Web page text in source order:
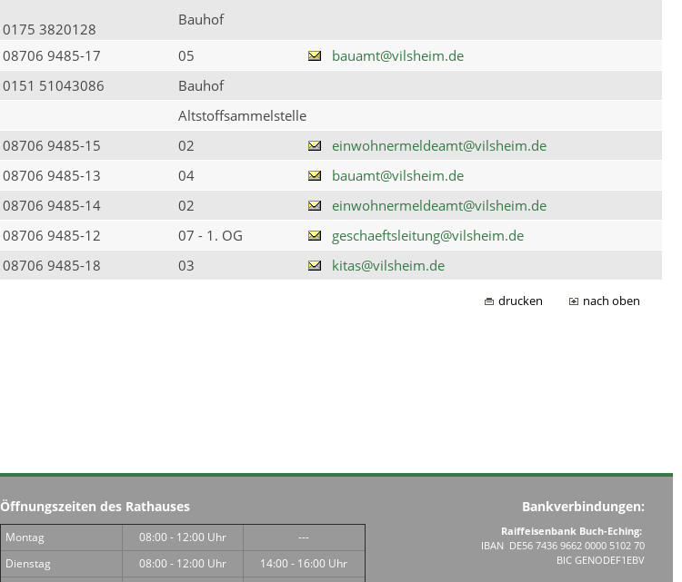
0175 3820128
Bauhof
08706 9485-17 05
bauamt@vilsheim.de
0151 51043086
Bauhof
Altstoffsammelstelle
08706 9485-15 02
einwohnermeldeamt@vilsheim.de
08706 9485-13 04
bauamt@vilsheim.de
08706 9485-14 02
einwohnermeldeamt@vilsheim.de
08706 9485-12 07 - 1. OG
geschaeftsleitung@vilsheim.de
08706 9485-18 03 kitas@vilsheim.de
drucken nach oben
Öffnungszeiten des Rathauses
Montag 08:00 - 12:00 Uhr
---
Dienstag
08:00 - 12:00 Uhr
14:00 - 16:00 Uhr
Bankverbindungen:
Raiffeisenbank Buch-Eching:
IBAN DE56 7436 9662 0000 5102 70
BIC GENODEF1EBV